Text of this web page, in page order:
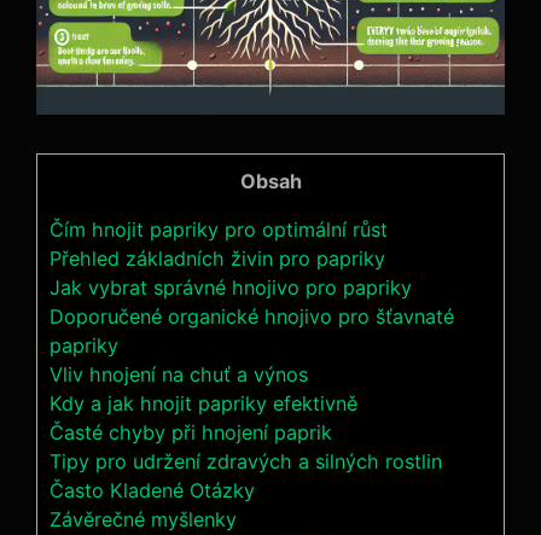
Obsah
Čím hnojit papriky pro optimální ⁢růst
Přehled základních živin ‌pro papriky
Jak vybrat správné hnojivo pro papriky
Doporučené organické hnojivo pro šťavnaté
papriky
Vliv hnojení‌ na chuť a výnos
Kdy a jak hnojit papriky efektivně
Časté chyby‍ při ‌hnojení paprik
Tipy ⁤pro udržení zdravých a⁤ silných rostlin
Často Kladené Otázky
Závěrečné myšlenky